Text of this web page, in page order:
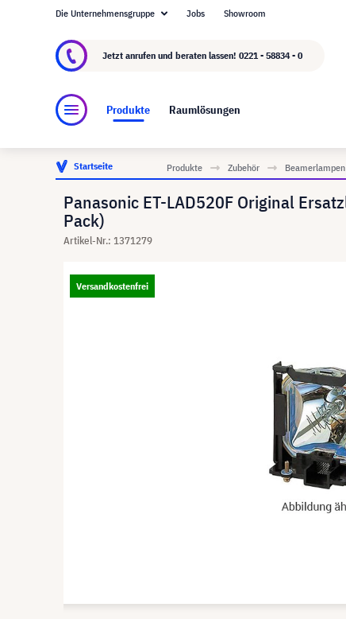
Über visunext.de
Die Unternehmensgruppe Jobs Showroom
Jetzt anrufen und beraten lassen! 0221 - 58834 - 0
Produkte Raumlösungen
Startseite Produkte Zubehör Beamerlampen
Panasonic ET-LAD520F Original
Pack)
Artikel-Nr.: 1371279
Versandkostenfrei